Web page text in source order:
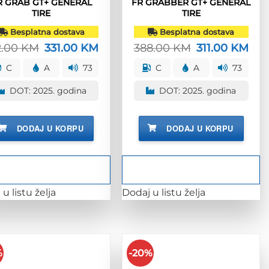
GRAB GT+ GENERAL
TIRE
Besplatna dostava
KM Izvorna
cijena
bila
je:
331.00 KM Trenutna
331.00 KM.
C A 73
DOT: 2025. godina
DODAJ U KORPU
u listu želja
FR GRABBER GT+ GENERAL
TIRE
Besplatna dostava
388.00KM Izvorna
cijena
bila
je:
311.00 KM
C A 73
DOT: 2025. godina
DODAJ U KORPU
Dodaj u listu želja
-20%